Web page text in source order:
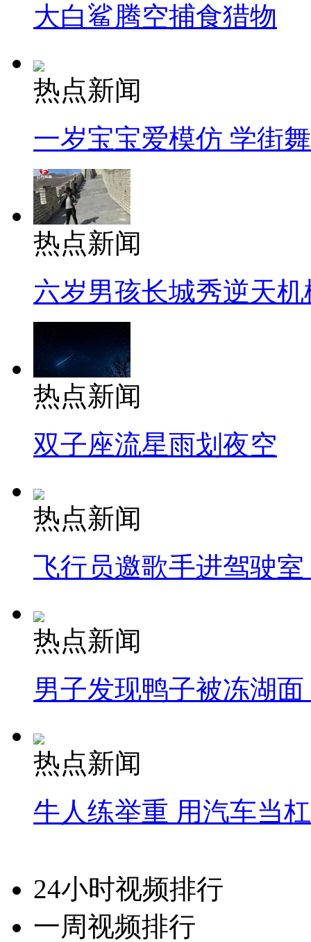
大白鲨腾空捕食猎物
热点新闻
一岁宝宝爱模仿 学街
热点新闻
六岁男孩长城秀逆天机
热点新闻
双子座流星雨划夜空
热点新闻
飞行员邀歌手进驾驶
热点新闻
男子发现鸭子被冻湖
热点新闻
牛人练举重 用汽车当
24小时视频排行
一周视频排行